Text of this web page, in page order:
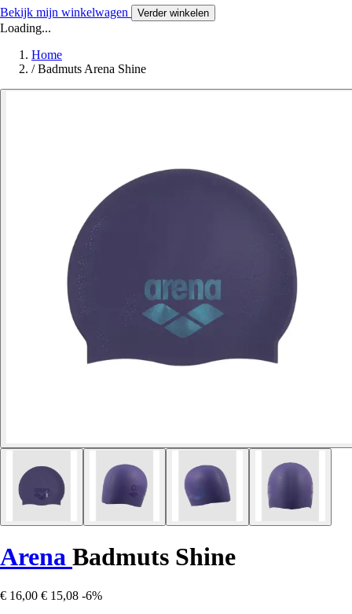
Bekijk mijn winkelwagen Verder winkelen
Loading...
Home
/ Badmuts Arena Shine
Arena Badmuts Shine
€ 16,00 € 15,08 -6%